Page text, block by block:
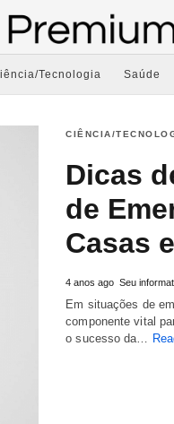
Tecnologia Saúde
CIÊNCIA/
Dicas
de
Casas
4 anos ago Seu
Em situações de
componente vital
o sucesso da…